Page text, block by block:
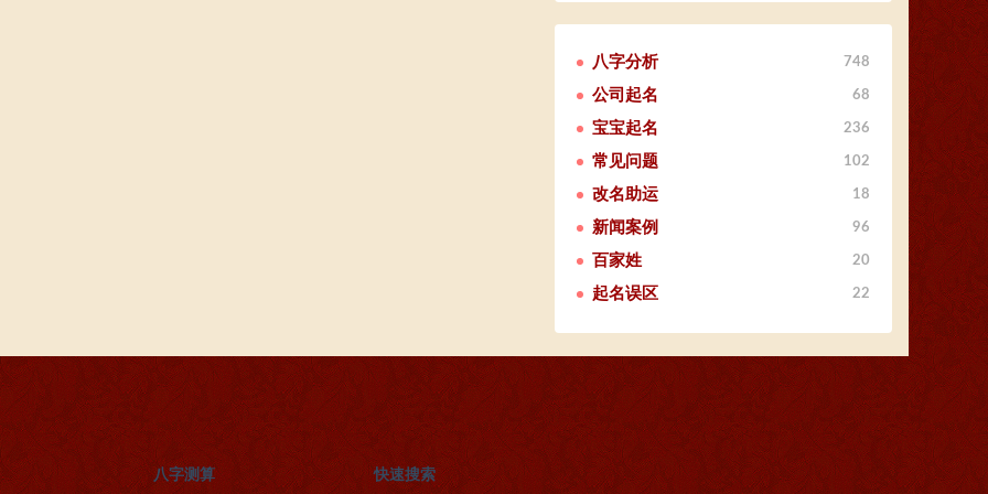
八字分析 748
公司起名 68
宝宝起名 236
常见问题 102
改名助运 18
新闻案例 96
百家姓 20
起名误区 22
八字测算 快速搜索